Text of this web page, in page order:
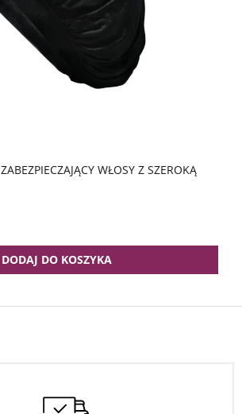
WŁOSY Z SZEROKĄ
DODAJ DO KOSZYKA